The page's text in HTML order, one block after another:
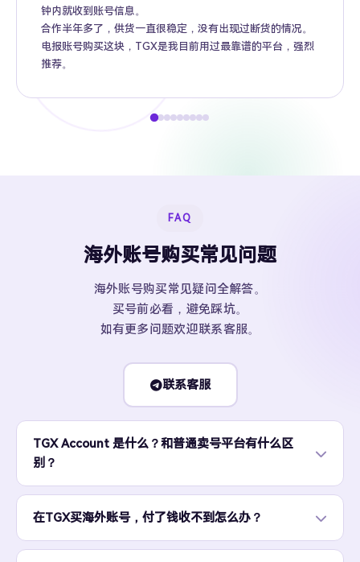
钟内就收到账号信息。
合作半年多了，供货一直很稳定，没有出现过断货的情况。
电报账号购买这块，TGX是我目前用过最靠谱的平台，强烈
推荐。
FAQ
海外账号购买常见问题
海外账号购买常见疑问全解答。
买号前必看，避免踩坑。
如有更多问题欢迎联系客服。
联系客服
TGX Account 是什么？和普通卖号平台有什么区
别？
在TGX买海外账号，付了钱收不到怎么办？